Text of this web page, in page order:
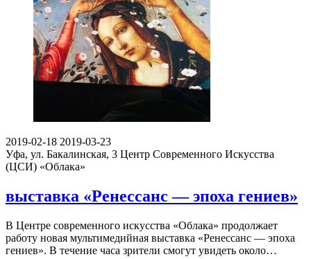
2019-02-18 2019-03-23
Уфа, ул. Бакалинская, 3 Центр Современного Искусства
(ЦСИ) «Облака»
выставка «Ренессанс — эпоха гениев»
В Центре современного искусства «Облака» продолжает
работу новая мультимедийная выставка «Ренессанс — эпоха
гениев». В течение часа зрители смогут увидеть около…